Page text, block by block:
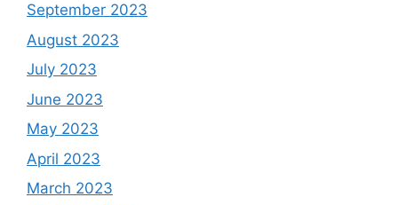
September 2023
August 2023
July 2023
June 2023
May 2023
April 2023
March 2023